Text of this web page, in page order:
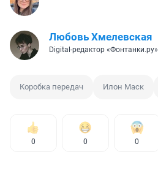
Любовь Хмелевская
Digital-редактор «Фонтанки.ру»
Коробка передач Илон Маск
0 0 0